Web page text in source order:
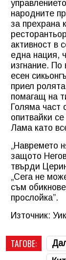
народните
за прехрана
активност в
една нация,
изгнание.
есен
приел
помагащ на
Голяма част
опитвайки
Лама като
„Навремето
защото
твърди
„Сега не
съм
прослойка”.
Източник:
ТАГОВЕ: